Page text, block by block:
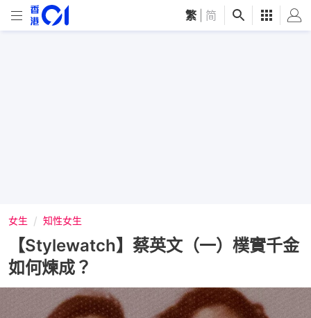
繁 简
女生 知性女生
【Stylewatch】蔡英文（一）樸實千金
如何煉成？